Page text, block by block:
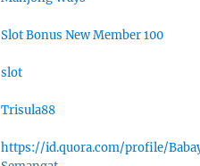
Slot Bonus New Member 100
slot
Trisula88
https://id.quora.com/profile/